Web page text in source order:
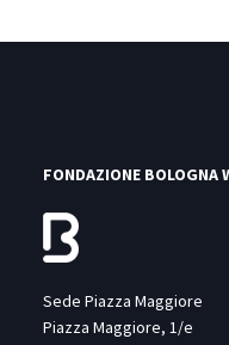
FONDAZIONE BOLOGNA
Sede Piazza Maggiore
Piazza Maggiore, 1/e